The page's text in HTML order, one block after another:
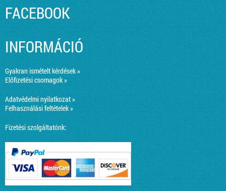
FACEBOOK
INFORMÁCIÓ
Gyakran ismételt kérdések »
Előfizetési csomagok »
Adatvédelmi nyilatkozat »
Felhasználási feltételek »
Fizetési szolgáltatónk: